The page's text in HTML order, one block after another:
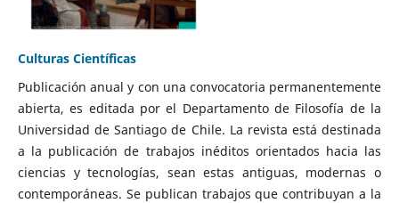
Culturas Científicas
Publicación anual y con una convocatoria permanentemente
abierta, es editada por el Departamento de Filosofía de la
Universidad de Santiago de Chile. La revista está destinada
a la publicación de trabajos inéditos orientados hacia las
ciencias y tecnologías, sean estas antiguas, modernas o
contemporáneas. Se publican trabajos que contribuyan a la